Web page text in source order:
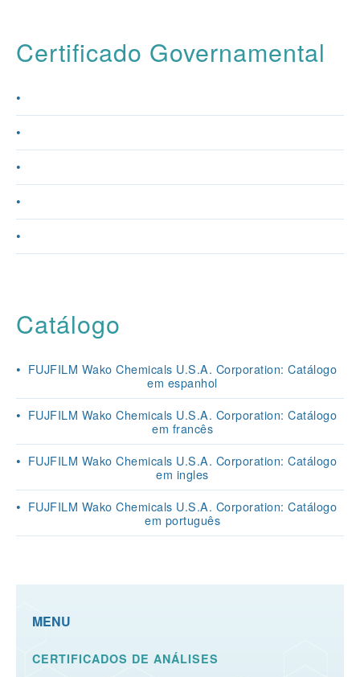
Certificado Governamental
Catálogo
FUJFILM Wako Chemicals U.S.A. Corporation: Catálogo
em espanhol
FUJFILM Wako Chemicals U.S.A. Corporation: Catálogo
em francês
FUJFILM Wako Chemicals U.S.A. Corporation: Catálogo
em ingles
FUJFILM Wako Chemicals U.S.A. Corporation: Catálogo
em português
MENU
CERTIFICADOS DE ANÁLISES